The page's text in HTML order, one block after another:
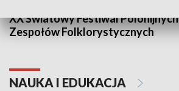
XX Światowy Festiwal Polonijnych
Zespołów Folklorystycznych
NAUKA I EDUKACJA